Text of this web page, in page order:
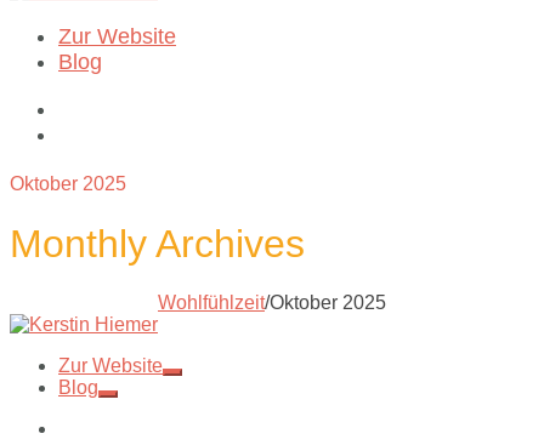
Zur Website
Blog
Oktober 2025
Monthly Archives
Wohlfühlzeit/Oktober 2025
Zur Website
Blog